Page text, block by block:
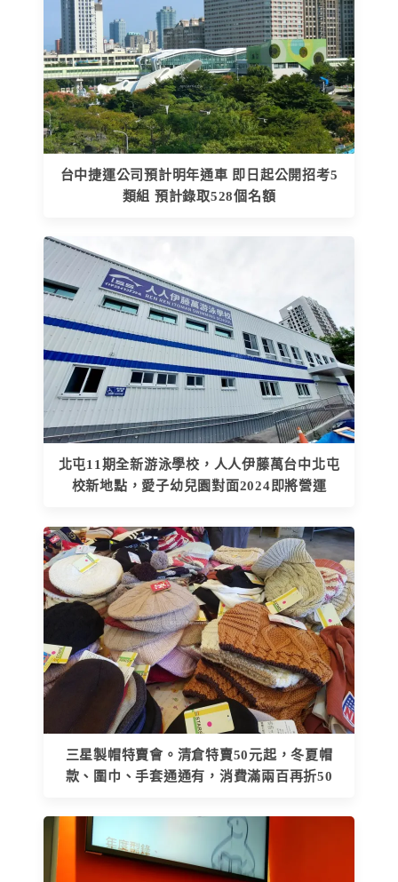
台中捷運公司預計明年通車 即日起公開招考5
類組 預計錄取528個名額
北屯11期全新游泳學校，人人伊藤萬台中北屯
校新地點，愛子幼兒園對面2024即將營運
三星製帽特賣會。清倉特賣50元起，冬夏帽
款、圍巾、手套通通有，消費滿兩百再折50